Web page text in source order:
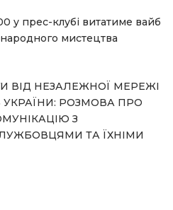
у прес-клубі витатиме вайб
мистецтва
ВІД НЕЗАЛЕЖНОЇ МЕРЕЖІ
УКРАЇНИ: РОЗМОВА ПРО
З
ТА ЇХНІМИ